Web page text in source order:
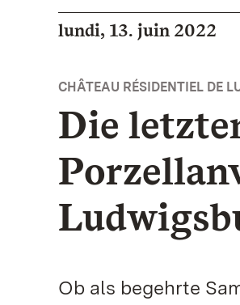
lundi, 13. juin 2022
CHÂTEAU RÉSIDENTIEL DE
Die
Ob als begehrte